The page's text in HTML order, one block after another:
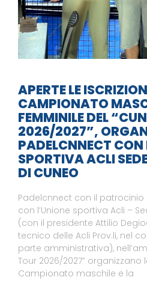
APERTE LE
CAMPIONATO
FEMMINILE DEL
2026/2027”,
PADELCNNECT CON
SPORTIVA ACLI
DI CUNEO
Padelcnnect con il
con l’Unione sportiva Acli –
(con il presidente Attilio
tecnico delle Acli Prov.li, nel
parte amministrativa),
Tour 2026/2027” organizzano
Campionato maschile e la